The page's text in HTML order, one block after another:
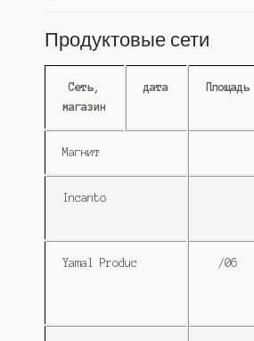
Продуктовые сети
Сеть,
магазин
дата Площадь
Магнит
Incanto
Yamal Produc /06